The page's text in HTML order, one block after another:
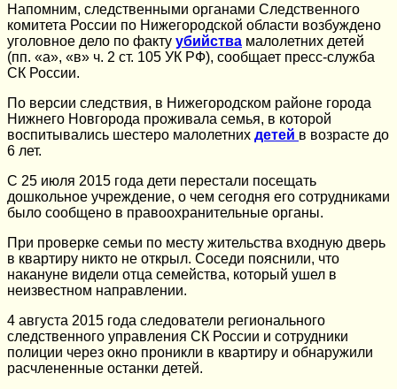
Напомним, следственными органами Следственного
комитета России по Нижегородской области возбуждено
уголовное дело по факту убийства малолетних детей
(пп. «а», «в» ч. 2 ст. 105 УК РФ), сообщает пресс-служба
СК России.
По версии следствия, в Нижегородском районе города
Нижнего Новгорода проживала семья, в которой
воспитывались шестеро малолетних детей в возрасте до
6 лет.
С 25 июля 2015 года дети перестали посещать
дошкольное учреждение, о чем сегодня его сотрудниками
было сообщено в правоохранительные органы.
При проверке семьи по месту жительства входную дверь
в квартиру никто не открыл. Соседи пояснили, что
накануне видели отца семейства, который ушел в
неизвестном направлении.
4 августа 2015 года следователи регионального
следственного управления СК России и сотрудники
полиции через окно проникли в квартиру и обнаружили
расчлененные останки детей.